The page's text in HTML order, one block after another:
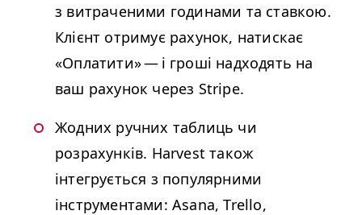
з витраченими годинами та ставкою.
Клієнт отримує рахунок, натискає
«Оплатити» — і гроші надходять на
ваш рахунок через Stripe.
Жодних ручних таблиць чи
розрахунків. Harvest також
інтегрується з популярними
інструментами: Asana, Trello,